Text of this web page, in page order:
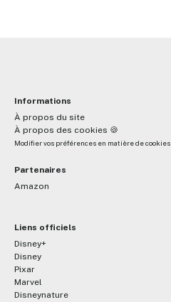
Informations
À propos du site
À propos des cookies 🍪
Modifier vos préférences en matière de cookies
Partenaires
Amazon
Liens officiels
Disney+
Disney
Pixar
Marvel
Disneynature